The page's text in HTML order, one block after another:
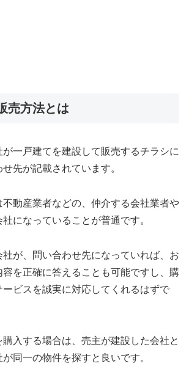
売方法とは
一戸建てを建設して販売するチラシに
先が記載されています。
不動産業者などの、仲介する会社業者や
になっていることが普通です。
が、問い合わせ先になっていれば、お
を正確に答えることも可能ですし、購
ービスを誠実に対応してくれるはずで
入する場合は、売主が建設した会社と
同一の物件を探すと良いです。